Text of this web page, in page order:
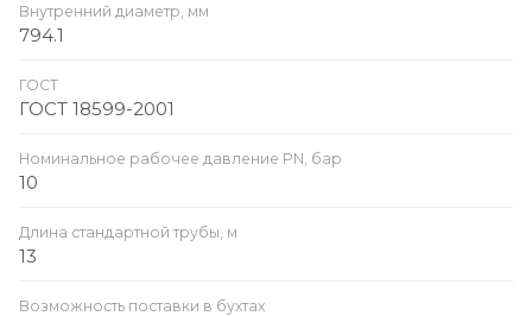
Внутренний диаметр, мм
794.1
ГОСТ
ГОСТ 18599-2001
Номинальное рабочее давление PN, бар
10
Длина стандартной трубы, м
13
Возможность поставки в бухтах